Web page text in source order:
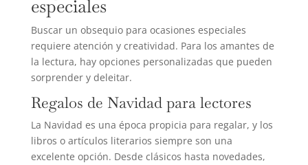
especiales
Buscar un obsequio para ocasiones especiales
requiere atención y creatividad. Para los amantes de
la lectura, hay opciones personalizadas que pueden
sorprender y deleitar.
Regalos de Navidad para lectores
La Navidad es una época propicia para regalar, y los
libros o artículos literarios siempre son una
excelente opción. Desde clásicos hasta novedades,